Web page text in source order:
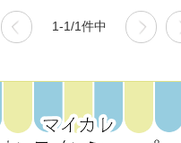
1-1/1件中